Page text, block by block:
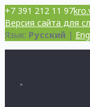
+7 391 212 11 97
Версия сайта для
Язык: Русский |